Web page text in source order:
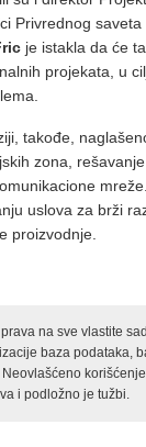
Pri­vred­nog
je is­ta­kla da će
pro­je­ka­ta, u
ta­ko­đe,
zo­na,
uslo­va za br­ži
pro­iz­vod­nje.
na sve vlastite
baza podataka,
i podložno je tužbi.